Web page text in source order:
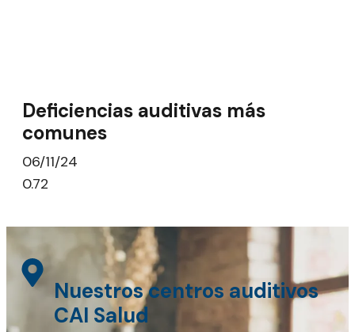
Deficiencias auditivas más
comunes
06/11/24
Nuestros centros auditivos
CAI Salud